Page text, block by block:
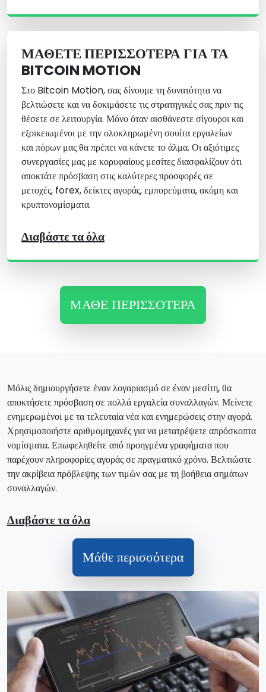
ΜΆΘΕΤΕ ΠΕΡΙΣΣΌΤΕΡΑ ΓΙΑ ΤΑ
BITCOIN MOTION
Στο Bitcoin Motion, σας δίνουμε τη δυνατότητα να
βελτιώσετε και να δοκιμάσετε τις στρατηγικές σας πριν τις
θέσετε σε λειτουργία. Μόνο όταν αισθάνεστε σίγουροι και
εξοικειωμένοι με την ολοκληρωμένη σουίτα εργαλείων
και πόρων μας θα πρέπει να κάνετε το άλμα. Οι αξιότιμες
συνεργασίες μας με κορυφαίους μεσίτες διασφαλίζουν ότι
αποκτάτε πρόσβαση στις καλύτερες προσφορές σε
μετοχές, forex, δείκτες αγοράς, εμπορεύματα, ακόμη και
κρυπτονομίσματα.
Διαβάστε τα όλα
ΜΆΘΕ ΠΕΡΙΣΣΌΤΕΡΑ
Μόλις δημιουργήσετε έναν λογαριασμό σε έναν μεσίτη, θα
αποκτήσετε πρόσβαση σε πολλά εργαλεία συναλλαγών. Μείνετε
ενημερωμένοι με τα τελευταία νέα και ενημερώσεις στην αγορά.
Χρησιμοποιήστε αριθμομηχανές για να μετατρέψετε απρόσκοπτα
νομίσματα. Επωφεληθείτε από προηγμένα γραφήματα που
παρέχουν πληροφορίες αγοράς σε πραγματικό χρόνο. Βελτιώστε
την ακρίβεια πρόβλεψης των τιμών σας με τη βοήθεια σημάτων
συναλλαγών.
Διαβάστε τα όλα
Μάθε περισσότερα